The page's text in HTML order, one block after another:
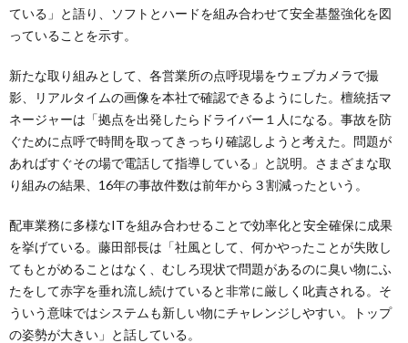
ている」と語り、ソフトとハードを組み合わせて安全基盤強化を図
っていることを示す。
新たな取り組みとして、各営業所の点呼現場をウェブカメラで撮
影、リアルタイムの画像を本社で確認できるようにした。檀統括マ
ネージャーは「拠点を出発したらドライバー１人になる。事故を防
ぐために点呼で時間を取ってきっちり確認しようと考えた。問題が
あればすぐその場で電話して指導している」と説明。さまざまな取
り組みの結果、16年の事故件数は前年から３割減ったという。
配車業務に多様なITを組み合わせることで効率化と安全確保に成果
を挙げている。藤田部長は「社風として、何かやったことが失敗し
てもとがめることはなく、むしろ現状で問題があるのに臭い物にふ
たをして赤字を垂れ流し続けていると非常に厳しく叱責される。そ
ういう意味ではシステムも新しい物にチャレンジしやすい。トップ
の姿勢が大きい」と話している。